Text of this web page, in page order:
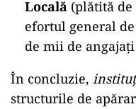
Locală (plătită
efortul general
de mii de
În concluzie,
structurile de